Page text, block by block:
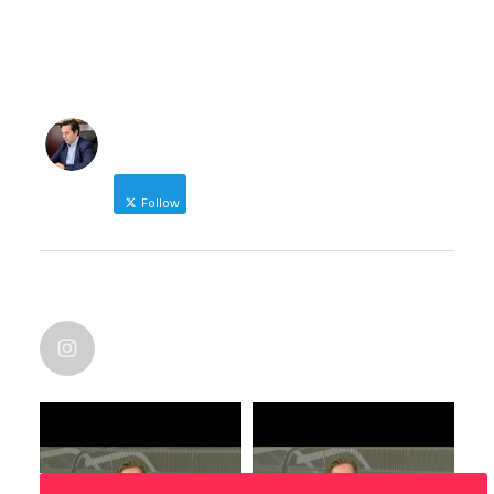
Follow
Οι χάρτες λένε πάντα την αλήθεια. Και
του χαρτογράφου, είναι η γεωγραφική
nicolas_karanikolas